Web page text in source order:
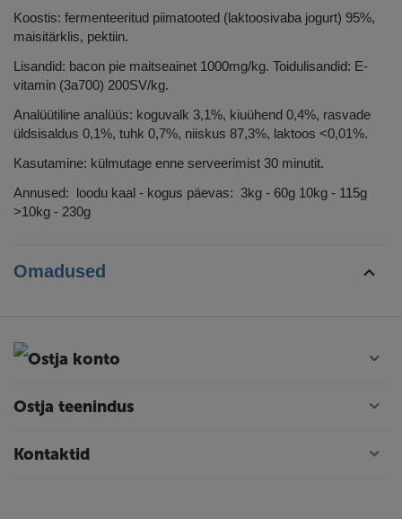
Koostis: fermenteeritud piimatooted (laktoosivaba jogurt) 95%,
maisitärklis, pektiin.
Lisandid: bacon pie maitseainet 1000mg/kg. Toidulisandid: E-
vitamin (3a700) 200SV/kg.
Analüütiline analüüs: koguvalk 3,1%, kiuühend 0,4%, rasvade
üldsisaldus 0,1%, tuhk 0,7%, niiskus 87,3%, laktoos <0,01%.
Kasutamine: külmutage enne serveerimist 30 minutit.
Annused: loodu kaal - kogus päevas: 3kg - 60g 10kg - 115g
>10kg - 230g
Omadused
Ostja konto
Ostja teenindus
Kontaktid